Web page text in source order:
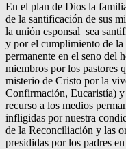
En el plan de Dios la
de la santificación de sus
la unión esponsal sea
y por el cumplimiento de
permanente en el seno del
miembros por los pastores
misterio de Cristo por la
Confirmación, Eucaristía)
recurso a los medios
infligidas por nuestra
de la Reconciliación y las
presididas por los padres